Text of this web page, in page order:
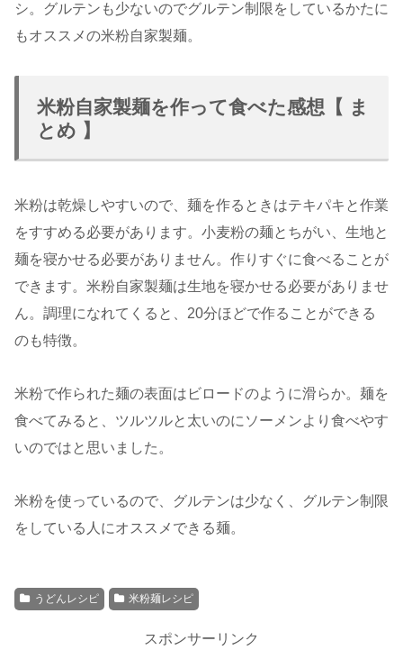
シ。グルテンも少ないのでグルテン制限をしているかたに
もオススメの米粉自家製麺。
米粉自家製麺を作って食べた感想【 ま
とめ 】
米粉は乾燥しやすいので、麺を作るときはテキパキと作業
をすすめる必要があります。小麦粉の麺とちがい、生地と
麺を寝かせる必要がありません。作りすぐに食べることが
できます。米粉自家製麺は生地を寝かせる必要がありませ
ん。調理になれてくると、20分ほどで作ることができる
のも特徴。
米粉で作られた麺の表面はビロードのように滑らか。麺を
食べてみると、ツルツルと太いのにソーメンより食べやす
いのではと思いました。
米粉を使っているので、グルテンは少なく、グルテン制限
をしている人にオススメできる麺。
うどんレシピ 米粉麺レシピ
スポンサーリンク